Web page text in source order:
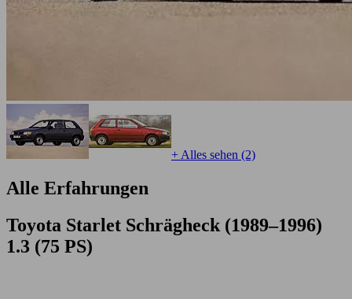
+ Alles sehen (2)
Alle Erfahrungen
Toyota Starlet Schrägheck (1989–1996)
1.3 (75 PS)